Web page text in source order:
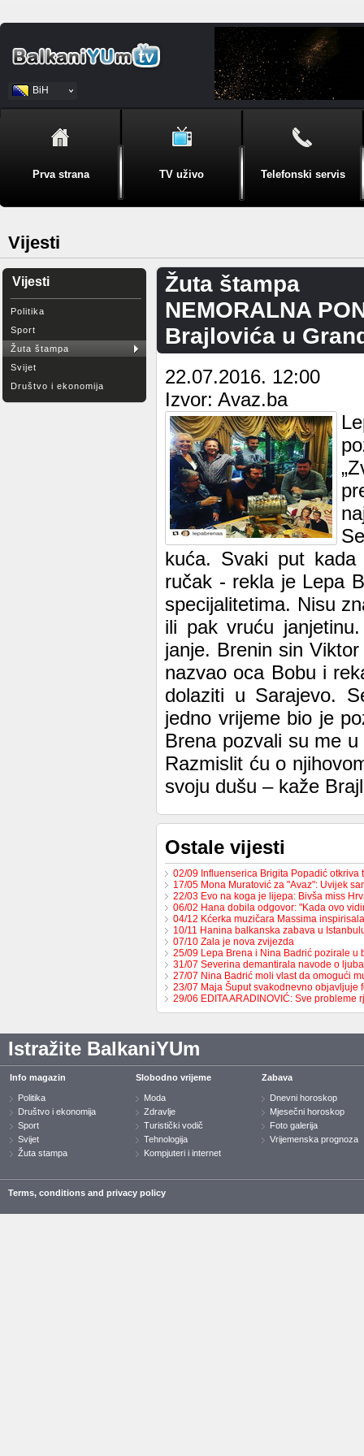
BiH
Srpski
Prva strana TV uživo Telefonski servis
Vijesti
Vijesti
Politika
Sport
Žuta štampa
Svijet
Društvo i ekonomija
Žuta štampa
NEMORALNA
Brajlovića u
22.07.2016. 12:00
Izvor: Avaz.ba
kuća. Svaki put
ručak - rekla je Lepa
specijalitetima. Nisu
ili pak vruću
janje. Brenin sin
nazvao oca Bobu i
dolaziti u Sarajevo.
jedno vrijeme bio je
Brena pozvali su me
Razmislit ću o
svoju dušu – kaže
Ostale vijesti
02/09 Influenserica Brigita Popadić
17/05 Mona Muratović za "Avaz": Uvijek
22/03 Evo na koga je lijepa: Bivša miss
06/02 Hana dobila odgovor: "Kada ovo
04/12 Kćerka muzičara Massima
10/11 Hanina balkanska zabava u
07/10 Zala je nova zvijezda
25/09 Lepa Brena i Nina Badrić pozirale u
31/07 Severina demantirala navode o
27/07 Nina Badrić moli vlast da omogući
23/07 Maja Šuput svakodnevno objavljuje
29/06 EDITA ARADINOVIĆ: Sve
Istražite BalkaniYUm
Info magazin
Politika
Društvo i ekonomija
Sport
Svijet
Žuta stampa
Slobodno vrijeme
Moda
Zdravlje
Turistički vodič
Tehnologija
Kompjuteri i internet
Zabava
Dnevni horoskop
Mjesečni horoskop
Foto galerija
Vrijemenska prognoza
Terms, conditions and privacy policy